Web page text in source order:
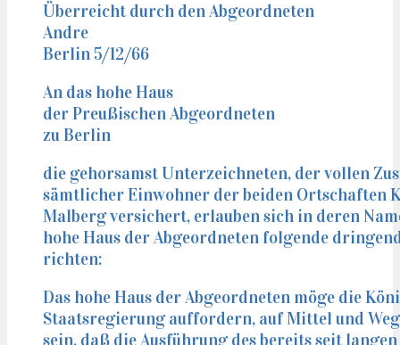
Überreicht durch den Abgeordneten
Andre
Berlin 5/12/66
An das hohe Haus
der Preußischen Abgeordneten
zu Berlin
die gehorsamst Unterzeichneten, der vollen
sämtlicher Einwohner der beiden Ortschaften
Malberg versichert, erlauben sich in deren
hohe Haus der Abgeordneten folgende
richten:
Das hohe Haus der Abgeordneten möge die
Staatsregierung auffordern, auf Mittel und
sein, daß die Ausführung des bereits seit